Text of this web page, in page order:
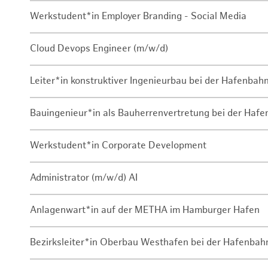
Werkstudent*in Employer Branding - Social Media
Cloud Devops Engineer (m/w/d)
Leiter*in konstruktiver Ingenieurbau bei der Hafenbahn
Bauingenieur*in als Bauherrenvertretung bei der
Werkstudent*in Corporate Development
Administrator (m/w/d) AI
Anlagenwart*in auf der METHA im Hamburger Hafen
Bezirksleiter*in Oberbau Westhafen bei der